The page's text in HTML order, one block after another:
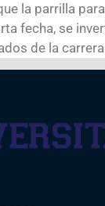
la parrilla
fecha, se
de la